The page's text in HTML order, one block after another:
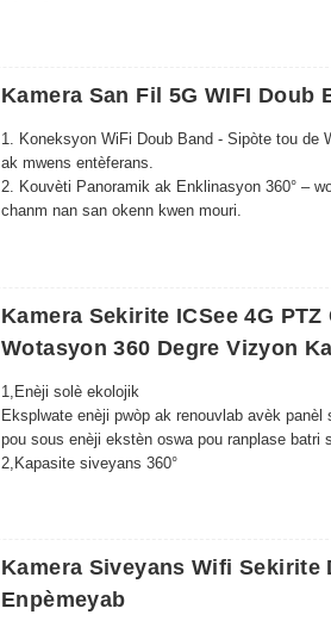
(8) Enstalasyon fasil
(9) TuyaApp
(10) Rezolisyon Segondè: 3MP/4MP/5MP/
Kamera San Fil 5G WIFI Doub
1. Koneksyon WiFi Doub Band - Sipòte tou
ak mwens entèferans.
2. Kouvèti Panoramik ak Enklinasyon 360° –
chanm nan san okenn kwen mouri.
4. Vizyon lannwit avanse - LED IR ki chanje
5. Odyo De-Vwayan - Mikwofòn ak oratè
distans.
Kamera Sekirite ICSee 4G
Wotasyon 360 Degre Vizyon
1, Enèji solè ekolojik
Eksplwate enèji pwòp ak renouvlab avèk
pou sous enèji ekstèn oswa pou ranplase batri
2, Kapasite siveyans 360°
Sistèm ekleraj LED pwisan an bay imaj klè
Kamera Siveyans Wifi Sekirite
Enpèmeyab